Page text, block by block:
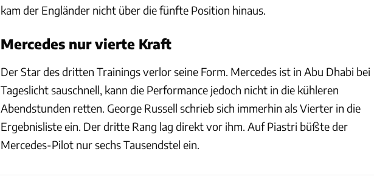
kam der Engländer nicht über die fünfte Position hinaus.
Mercedes nur vierte Kraft
Der Star des dritten Trainings verlor seine Form. Mercedes ist in Abu Dhabi bei
Tageslicht sauschnell, kann die Performance jedoch nicht in die kühleren
Abendstunden retten. George Russell schrieb sich immerhin als Vierter in die
Ergebnisliste ein. Der dritte Rang lag direkt vor ihm. Auf Piastri büßte der
Mercedes-Pilot nur sechs Tausendstel ein.